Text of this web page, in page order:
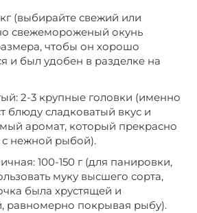
кг (выбирайте свежий или
свежемороженый окунь
чтобы он хорошо
и был удобен в разделке на
2-3 крупные головки (именно
блюду сладковатый вкус и
аромат, который прекрасно
с нежной рыбой).
100-150 г (для панировки,
муку высшего сорта,
была хрустящей и
равномерно покрывая рыбу).